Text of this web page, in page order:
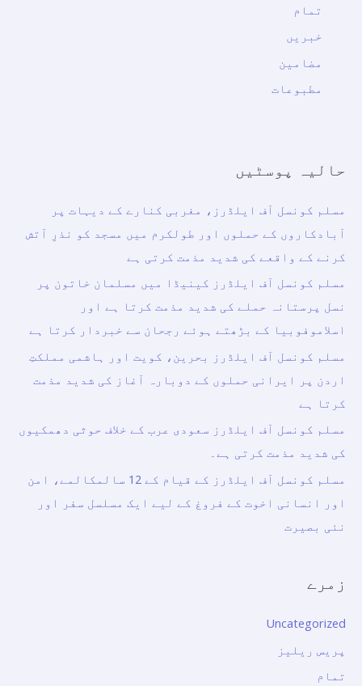
تمام
خبریں
مضامین
مطبوعات
حالیہ پوسٹیں
مسلم کونسل آف ایلڈرز، مغربی کنارے کے دیہات پر
آبادکاروں کے حملوں اور طولکرم میں مسجد کو نذرِ آتش
کرنے کے واقعے کی شدید مذمت کرتی ہے
مسلم کونسل آف ایلڈرز کینیڈا میں مسلمان خاتون پر
نسل پرستانہ حملے کی شدید مذمت کرتا ہے اور
اسلاموفوبیا کے بڑھتے ہوئے رجحان سے خبردار کرتا ہے
مسلم کونسل آف ایلڈرز بحرین، کویت اور ہاشمی مملکتِ
اردن پر ایرانی حملوں کے دوبارہ آغاز کی شدید مذمت
کرتا ہے
مسلم کونسل آف ایلڈرز سعودی عرب کے خلاف حوثی دھمکیوں
کی شدید مذمت کرتی ہے۔
مسلم کونسل آف ایلڈرز کے قیام کے 12 سالمکالمے، امن
اور انسانی اخوت کے فروغ کے لیے ایک مسلسل سفر اور
نئی بصیرت
زمرے
Uncategorized
پریس ریلیز
تمام